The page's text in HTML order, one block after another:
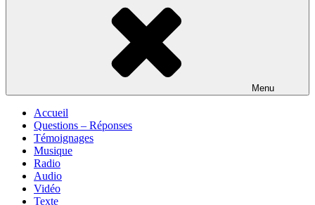
Menu
Accueil
Questions – Réponses
Témoignages
Musique
Radio
Audio
Vidéo
Texte